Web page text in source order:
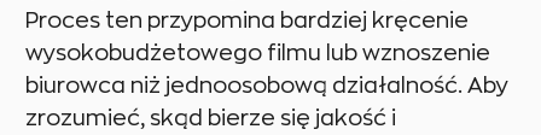
Proces ten przypomina bardziej kręcenie
wysokobudżetowego filmu lub wznoszenie
biurowca niż jednoosobową działalność. Aby
zrozumieć, skąd bierze się jakość i